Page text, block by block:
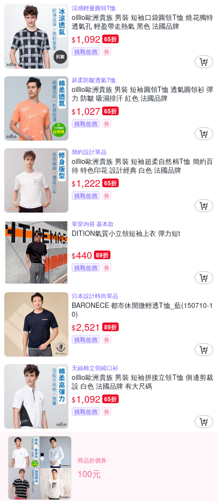
涼感輕量圓領T恤
oillio歐洲貴族 男裝 短袖口袋圓領T恤 燒花獨特
透氣孔 輕盈帶走熱氣 黑色 法國品牌
$1,092 65折
挑戰低價 券
超柔防皺透氣T恤
oillio歐洲貴族 男裝 短袖圓領T恤 透氣圓領衫 彈
力 防皺 吸濕排汗 紅色 法國品牌
$1,027 65折
挑戰低價 券
簡約設計單品
oillio歐洲貴族 男裝 短袖超柔自然棉T恤 簡約百
待 特色印花 設計經典 白色 法國品牌
$1,222 65折
挑戰低價 券
單穿內搭 基本款
DITION氣質小立領短袖上衣 彈力短t
$440 89折
挑戰低價 券
日本設計時尚單品
BARONECE 都市休閒微輕透T恤_藍(150710-1
0)
$2,521 89折
挑戰低價 券
天絲棉立領縮口衫
oillio歐洲貴族 男裝 短袖拼接立領T恤 側邊剪裁
設 白色 法國品牌 有大尺碼
$1,092 65折
挑戰低價 券
商品折價券
100元